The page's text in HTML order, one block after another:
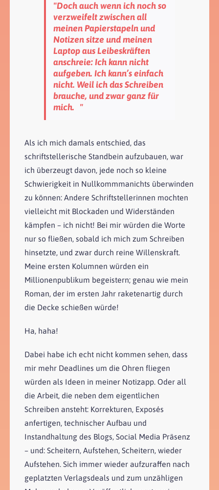
"Doch auch wenn ich noch so
verzweifelt zwischen all
meinen Papierstapeln und
Notizen sitze und meinen
Laptop aus Leibeskräften
anschreie: Ich kann nicht
aufgeben. Ich kann’s einfach
nicht. Weil ich das Schreiben
brauche, und zwar ganz für
mich. "
Als ich mich damals entschied, das
schriftstellerische Standbein aufzubauen, war
ich überzeugt davon, jede noch so kleine
Schwierigkeit in Nullkommmanichts überwinden
zu können: Andere Schriftstellerinnen mochten
vielleicht mit Blockaden und Widerständen
kämpfen – ich nicht! Bei mir würden die Worte
nur so fließen, sobald ich mich zum Schreiben
hinsetzte, und zwar durch reine Willenskraft.
Meine ersten Kolumnen würden ein
Millionenpublikum begeistern; genau wie mein
Roman, der im ersten Jahr raketenartig durch
die Decke schießen würde!
Ha, haha!
Dabei habe ich echt nicht kommen sehen, dass
mir mehr Deadlines um die Ohren fliegen
würden als Ideen in meiner Notizapp. Oder all
die Arbeit, die neben dem eigentlichen
Schreiben ansteht: Korrekturen, Exposés
anfertigen, technischer Aufbau und
Instandhaltung des Blogs, Social Media Präsenz
– und: Scheitern, Aufstehen, Scheitern, wieder
Aufstehen. Sich immer wieder aufzuraffen nach
geplatzten Verlagsdeals und zum unzähligen